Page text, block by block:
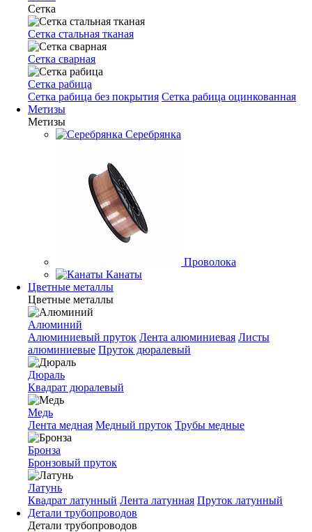
Сетка
Сетка стальная тканая
Сетка сварная
Сетка рабица
Сетка рабица без покрытия Сетка рабица оцинкованная
Метизы
Метизы
Серебрянка
Проволока
Канаты
Цветные металлы
Цветные металлы
Алюминий
Алюминиевый пруток Лента алюминиевая Листы
алюминиевые Пруток дюралевый
Дюраль
Квадрат дюралевый
Медь
Лента медная Медный пруток Трубы медные
Бронза
Бронзовый пруток
Латунь
Квадрат латунный Лента латунная Пруток латунный
Детали трубопроводов
Детали трубопроводов